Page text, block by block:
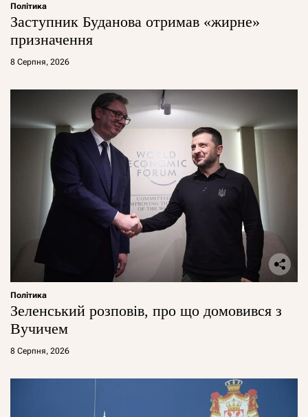
Політика
Заступник Буданова отримав «жирне»
призначення
8 Серпня, 2026
Політика
Зеленський розповів, про що домовився з
Вучичем
8 Серпня, 2026